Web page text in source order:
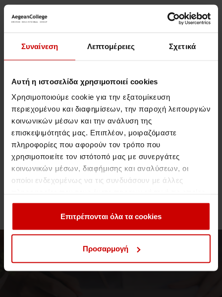
Συναίνεση Λεπτομέρειες Σχετικά
Αυτή η ιστοσελίδα χρησιμοποιεί cookies
Χρησιμοποιούμε cookie για την εξατομίκευση
περιεχομένου και διαφημίσεων, την παροχή λειτουργιών
κοινωνικών μέσων και την ανάλυση της
επισκεψιμότητάς μας. Επιπλέον, μοιραζόμαστε
πληροφορίες που αφορούν τον τρόπο που
χρησιμοποιείτε τον ιστότοπό μας με συνεργάτες
κοινωνικών μέσων, διαφήμισης και αναλύσεων, οι
οποίοι ενδεχομένως να τις συνδυάσουν με άλλες
έχουν συλλέξει σε σχέση με την από μέρους σας χρήση
των υπηρεσιών τους.Επιτρέπονται όλα τα cookies
Προσαρμογή
Σχετικές Δημοσιεύσεις